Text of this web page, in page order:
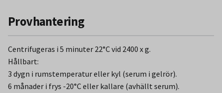
Provhantering
Centrifugeras i 5 minuter 22°C vid 2400 x g.
Hållbart:
3 dygn i rumstemperatur eller kyl (serum i gelrör).
6 månader i frys -20°C eller kallare (avhällt serum).